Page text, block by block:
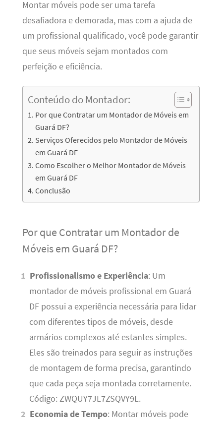
Montar móveis pode ser uma tarefa
desafiadora e demorada, mas com a ajuda de
um profissional qualificado, você pode garantir
que seus móveis sejam montados com
perfeição e eficiência.
Conteúdo do Montador:
Por que Contratar um Montador de Móveis em
Guará DF?
Serviços Oferecidos pelo Montador de Móveis
em Guará DF
Como Escolher o Melhor Montador de Móveis
em Guará DF
Conclusão
Por que Contratar um Montador de
Móveis em Guará DF?
Profissionalismo e Experiência: Um
montador de móveis profissional em Guará
DF possui a experiência necessária para lidar
com diferentes tipos de móveis, desde
armários complexos até estantes simples.
Eles são treinados para seguir as instruções
de montagem de forma precisa, garantindo
que cada peça seja montada corretamente.
Código: ZWQUY7JL7ZSQVY9L.
Economia de Tempo: Montar móveis pode